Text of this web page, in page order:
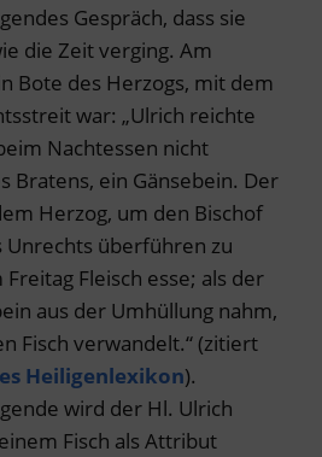
Gespräch, dass sie
die Zeit verging. Am
Bote des Herzogs, mit dem
war: „Ulrich reichte
Nachtessen nicht
Bratens, ein Gänsebein. Der
Herzog, um den Bischof
Unrechts überführen zu
Fleisch esse; als der
aus der Umhüllung nahm,
Fisch verwandelt.“ (zitiert
Heiligenlexikon).
wird der Hl. Ulrich
Fisch als Attribut